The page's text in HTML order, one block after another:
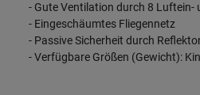
- Gute Ventilation durch 8 Luftein-
- Eingeschäumtes Fliegennetz
- Passive Sicherheit durch
- Verfügbare Größen (Gewicht):